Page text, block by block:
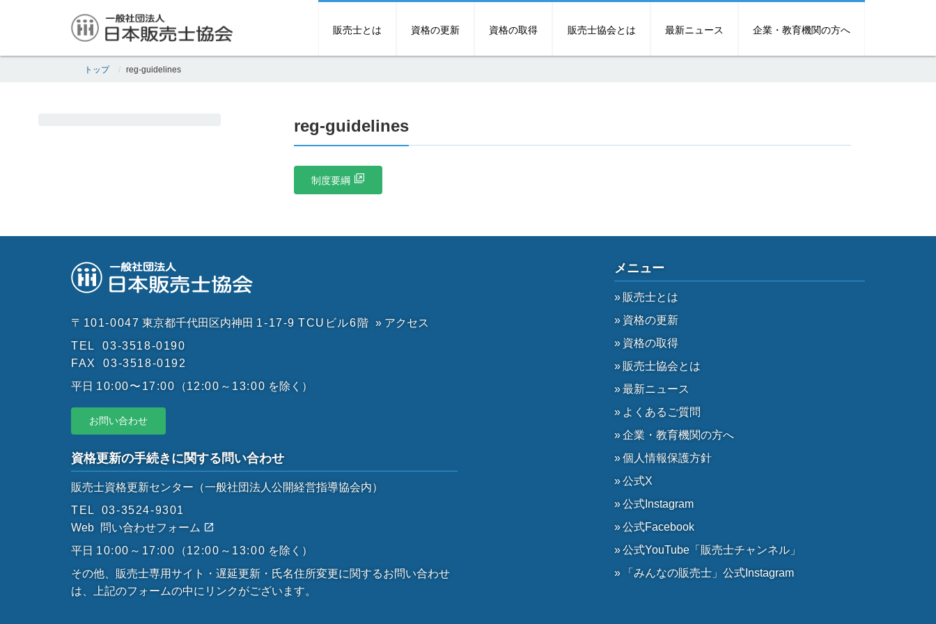
販売士とは 資格の更新 資格の取得 販売士協会とは 最新ニュース 企業・教育機関の方へ
トップ reg-guidelines
reg-guidelines
制度要綱
〒101-0047 東京都千代田区内神田 1-17-9 TCUビル6階
» アクセス
TEL
03-3518-0190
FAX
03-3518-0192
平日 10:00〜17:00 （12:00～13:00 を除く）
お問い合わせ
資格更新の手続きに関する問い合わせ
販売士資格更新センター （一般社団法人公開経営指導協会内）
TEL
03-3524-9301
Web
問い合わせフォーム
平日 10:00～17:00 （12:00～13:00 を除く）
その他、販売士専用サイト・遅延更新・氏名住所変更に関するお問い合わせ
は、上記のフォームの中にリンクがございます。
メニュー
販売士とは
資格の更新
資格の取得
販売士協会とは
最新ニュース
よくあるご質問
企業・教育機関の方へ
個人情報保護方針
公式X
公式Instagram
公式Facebook
公式YouTube「販売士チャンネル」
「みんなの販売士」公式Instagram